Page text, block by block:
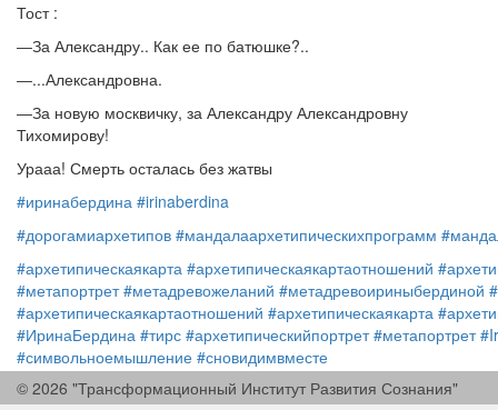
Тост :
―За Александру.. Как ее по батюшке?..
―...Александровна.
―За новую москвичку, за Александру Александровну
Тихомирову!
Урааа! Смерть осталась без жатвы
#иринабердина #irinaberdina
#дорогамиархетипов #мандалаархетипическихпрограмм
#архетипическаякарта #архетипическаякартаотношений
#метапортрет #метадревожеланий #метадревоириныбердиной
#архетипическаякартаотношений #архетипическаякарта
#ИринаБердина #тирс #архетипическийпортрет #метапортрет
#символьноемышление #сновидимвместе
#дорогамиархетипов #мандалаархетипическихпрограмм
© 2026 "Трансформационный Институт Развития Сознания"